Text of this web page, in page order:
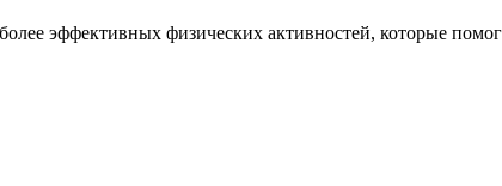
эффективных физических активностей, которые